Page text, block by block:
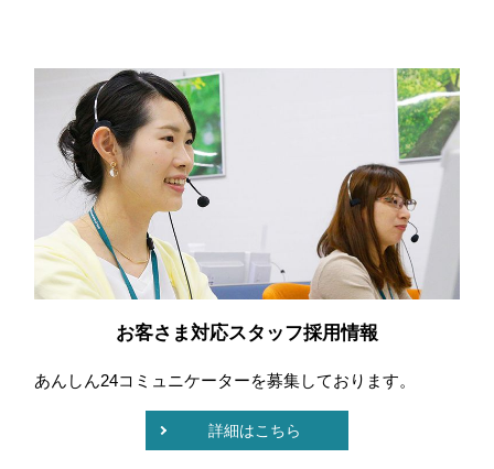
お客さま対応スタッフ採用情報
あんしん24コミュニケーターを募集しております。
詳細はこちら